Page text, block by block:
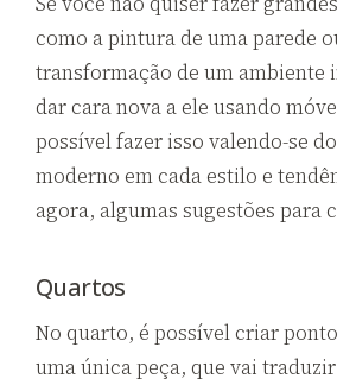
como a pintura de uma parede
transformação de um ambiente
dar cara nova a ele usando
possível fazer isso valendo-se
moderno em cada estilo e
agora, algumas sugestões para
Quartos
No quarto, é possível criar
uma única peça, que vai